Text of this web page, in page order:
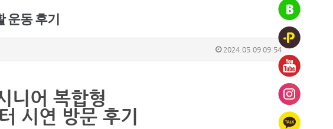
운동 후기
2024.05.09 09:54
니어 복합형
시연 방문 후기